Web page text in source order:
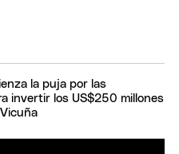
la puja por las
invertir los US$250 millones